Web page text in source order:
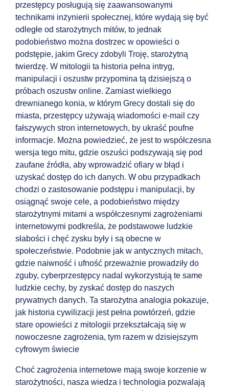
przestępcy posługują się zaawansowanymi
technikami inżynierii społecznej, które wydają się być
odległe od starożytnych mitów, to jednak
podobieństwo można dostrzec w opowieści o
podstępie, jakim Grecy zdobyli Troję, starożytną
twierdzę. W mitologii ta historia pełna intryg,
manipulacji i oszustw przypomina tą dzisiejszą o
próbach oszustw online. Zamiast wielkiego
drewnianego konia, w którym Grecy dostali się do
miasta, przestępcy używają wiadomości e-mail czy
fałszywych stron internetowych, by ukraść poufne
informacje. Można powiedzieć, że jest to współczesna
wersja tego mitu, gdzie oszuści podszywają się pod
zaufane źródła, aby wprowadzić ofiary w błąd i
uzyskać dostęp do ich danych. W obu przypadkach
chodzi o zastosowanie podstępu i manipulacji, by
osiągnąć swoje cele, a podobieństwo między
starożytnymi mitami a współczesnymi zagrożeniami
internetowymi podkreśla, że podstawowe ludzkie
słabości i chęć zysku były i są obecne w
społeczeństwie. Podobnie jak w antycznych mitach,
gdzie naiwność i ufność przeważnie prowadziły do
zguby, cyberprzestępcy nadal wykorzystują te same
ludzkie cechy, by zyskać dostęp do naszych
prywatnych danych. Ta starożytna analogia pokazuje,
jak historia cywilizacji jest pełna powtórzeń, gdzie
stare opowieści z mitologii przekształcają się w
nowoczesne zagrożenia, tym razem w dzisiejszym
cyfrowym świecie
Choć zagrożenia internetowe mają swoje korzenie w
starożytności, nasza wiedza i technologia pozwalają